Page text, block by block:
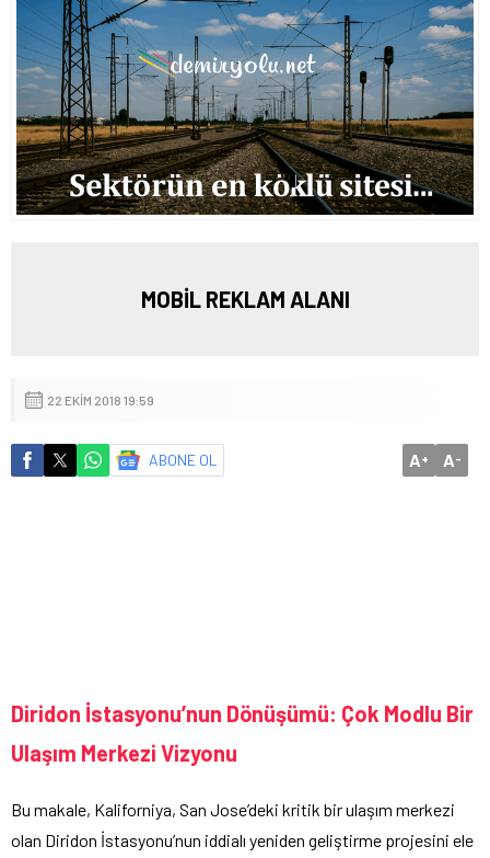
MOBİL REKLAM ALANI
22 EKIM 2018 19:59
ABONE OL A+ A-
Diridon İstasyonu’nun Dönüşümü: Çok Modlu Bir
Ulaşım Merkezi Vizyonu
Bu makale, Kaliforniya, San Jose’deki kritik bir ulaşım merkezi
olan Diridon İstasyonu’nun iddialı yeniden geliştirme projesini ele